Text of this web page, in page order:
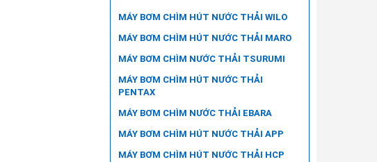
MÁY BƠM CHÌM HÚT NƯỚC THẢI WILO
MÁY BƠM CHÌM HÚT NƯỚC THẢI MARO
MÁY BƠM CHÌM NƯỚC THẢI TSURUMI
MÁY BƠM CHÌM HÚT NƯỚC THẢI
PENTAX
MÁY BƠM CHÌM NƯỚC THẢI EBARA
MÁY BƠM CHÌM HÚT NƯỚC THẢI APP
MÁY BƠM CHÌM HÚT NƯỚC THẢI HCP